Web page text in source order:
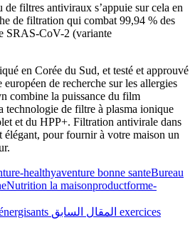
de filtres antiviraux s’appuie sur cela en
de filtration qui combat 99,94 % des
SRAS-CoV-2 (variante
en Corée du Sud, et testé et approuvé
de recherche sur les allergies
combine la puissance du film
technologie de filtre à plasma ionique
et du HPP+. Filtration antivirale dans
élégant, pour fournir à votre maison un
healthyaventure bonne santeBureau
Nutrition la maisonproductforme-
المقال السابق